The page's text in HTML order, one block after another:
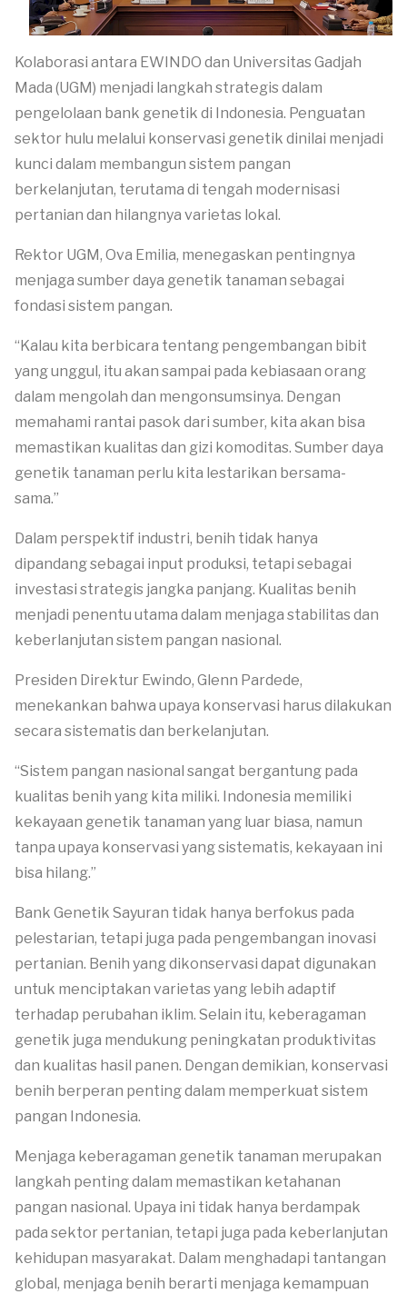
Kolaborasi antara EWINDO dan Universitas Gadjah
Mada (UGM) menjadi langkah strategis dalam
pengelolaan bank genetik di Indonesia. Penguatan
sektor hulu melalui konservasi genetik dinilai menjadi
kunci dalam membangun sistem pangan
berkelanjutan, terutama di tengah modernisasi
pertanian dan hilangnya varietas lokal.
Rektor UGM, Ova Emilia, menegaskan pentingnya
menjaga sumber daya genetik tanaman sebagai
fondasi sistem pangan.
“Kalau kita berbicara tentang pengembangan bibit
yang unggul, itu akan sampai pada kebiasaan orang
dalam mengolah dan mengonsumsinya. Dengan
memahami rantai pasok dari sumber, kita akan bisa
memastikan kualitas dan gizi komoditas. Sumber daya
genetik tanaman perlu kita lestarikan bersama-
sama.”
Dalam perspektif industri, benih tidak hanya
dipandang sebagai input produksi, tetapi sebagai
investasi strategis jangka panjang. Kualitas benih
menjadi penentu utama dalam menjaga stabilitas dan
keberlanjutan sistem pangan nasional.
Presiden Direktur Ewindo, Glenn Pardede,
menekankan bahwa upaya konservasi harus dilakukan
secara sistematis dan berkelanjutan.
“Sistem pangan nasional sangat bergantung pada
kualitas benih yang kita miliki. Indonesia memiliki
kekayaan genetik tanaman yang luar biasa, namun
tanpa upaya konservasi yang sistematis, kekayaan ini
bisa hilang.”
Bank Genetik Sayuran tidak hanya berfokus pada
pelestarian, tetapi juga pada pengembangan inovasi
pertanian. Benih yang dikonservasi dapat digunakan
untuk menciptakan varietas yang lebih adaptif
terhadap perubahan iklim. Selain itu, keberagaman
genetik juga mendukung peningkatan produktivitas
dan kualitas hasil panen. Dengan demikian, konservasi
benih berperan penting dalam memperkuat sistem
pangan Indonesia.
Menjaga keberagaman genetik tanaman merupakan
langkah penting dalam memastikan ketahanan
pangan nasional. Upaya ini tidak hanya berdampak
pada sektor pertanian, tetapi juga pada keberlanjutan
kehidupan masyarakat. Dalam menghadapi tantangan
global, menjaga benih berarti menjaga kemampuan